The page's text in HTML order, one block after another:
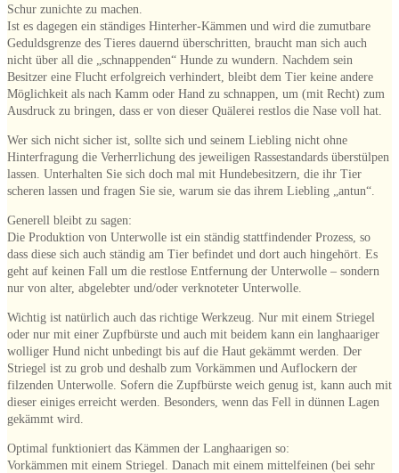
Schur zunichte zu machen.
Ist es dagegen ein ständiges Hinterher-Kämmen und wird die zumutbare
Geduldsgrenze des Tieres dauernd überschritten, braucht man sich auch
nicht über all die „schnappenden“ Hunde zu wundern. Nachdem sein
Besitzer eine Flucht erfolgreich verhindert, bleibt dem Tier keine andere
Möglichkeit als nach Kamm oder Hand zu schnappen, um (mit Recht) zum
Ausdruck zu bringen, dass er von dieser Quälerei restlos die Nase voll hat.
Wer sich nicht sicher ist, sollte sich und seinem Liebling nicht ohne
Hinterfragung die Verherrlichung des jeweiligen Rassestandards überstülpen
lassen. Unterhalten Sie sich doch mal mit Hundebesitzern, die ihr Tier
scheren lassen und fragen Sie sie, warum sie das ihrem Liebling „antun“.
Generell bleibt zu sagen:
Die Produktion von Unterwolle ist ein ständig stattfindender Prozess, so
dass diese sich auch ständig am Tier befindet und dort auch hingehört. Es
geht auf keinen Fall um die restlose Entfernung der Unterwolle – sondern
nur von alter, abgelebter und/oder verknoteter Unterwolle.
Wichtig ist natürlich auch das richtige Werkzeug. Nur mit einem Striegel
oder nur mit einer Zupfbürste und auch mit beidem kann ein langhaariger
wolliger Hund nicht unbedingt bis auf die Haut gekämmt werden. Der
Striegel ist zu grob und deshalb zum Vorkämmen und Auflockern der
filzenden Unterwolle. Sofern die Zupfbürste weich genug ist, kann auch mit
dieser einiges erreicht werden. Besonders, wenn das Fell in dünnen Lagen
gekämmt wird.
Optimal funktioniert das Kämmen der Langhaarigen so:
Vorkämmen mit einem Striegel. Danach mit einem mittelfeinen (bei sehr